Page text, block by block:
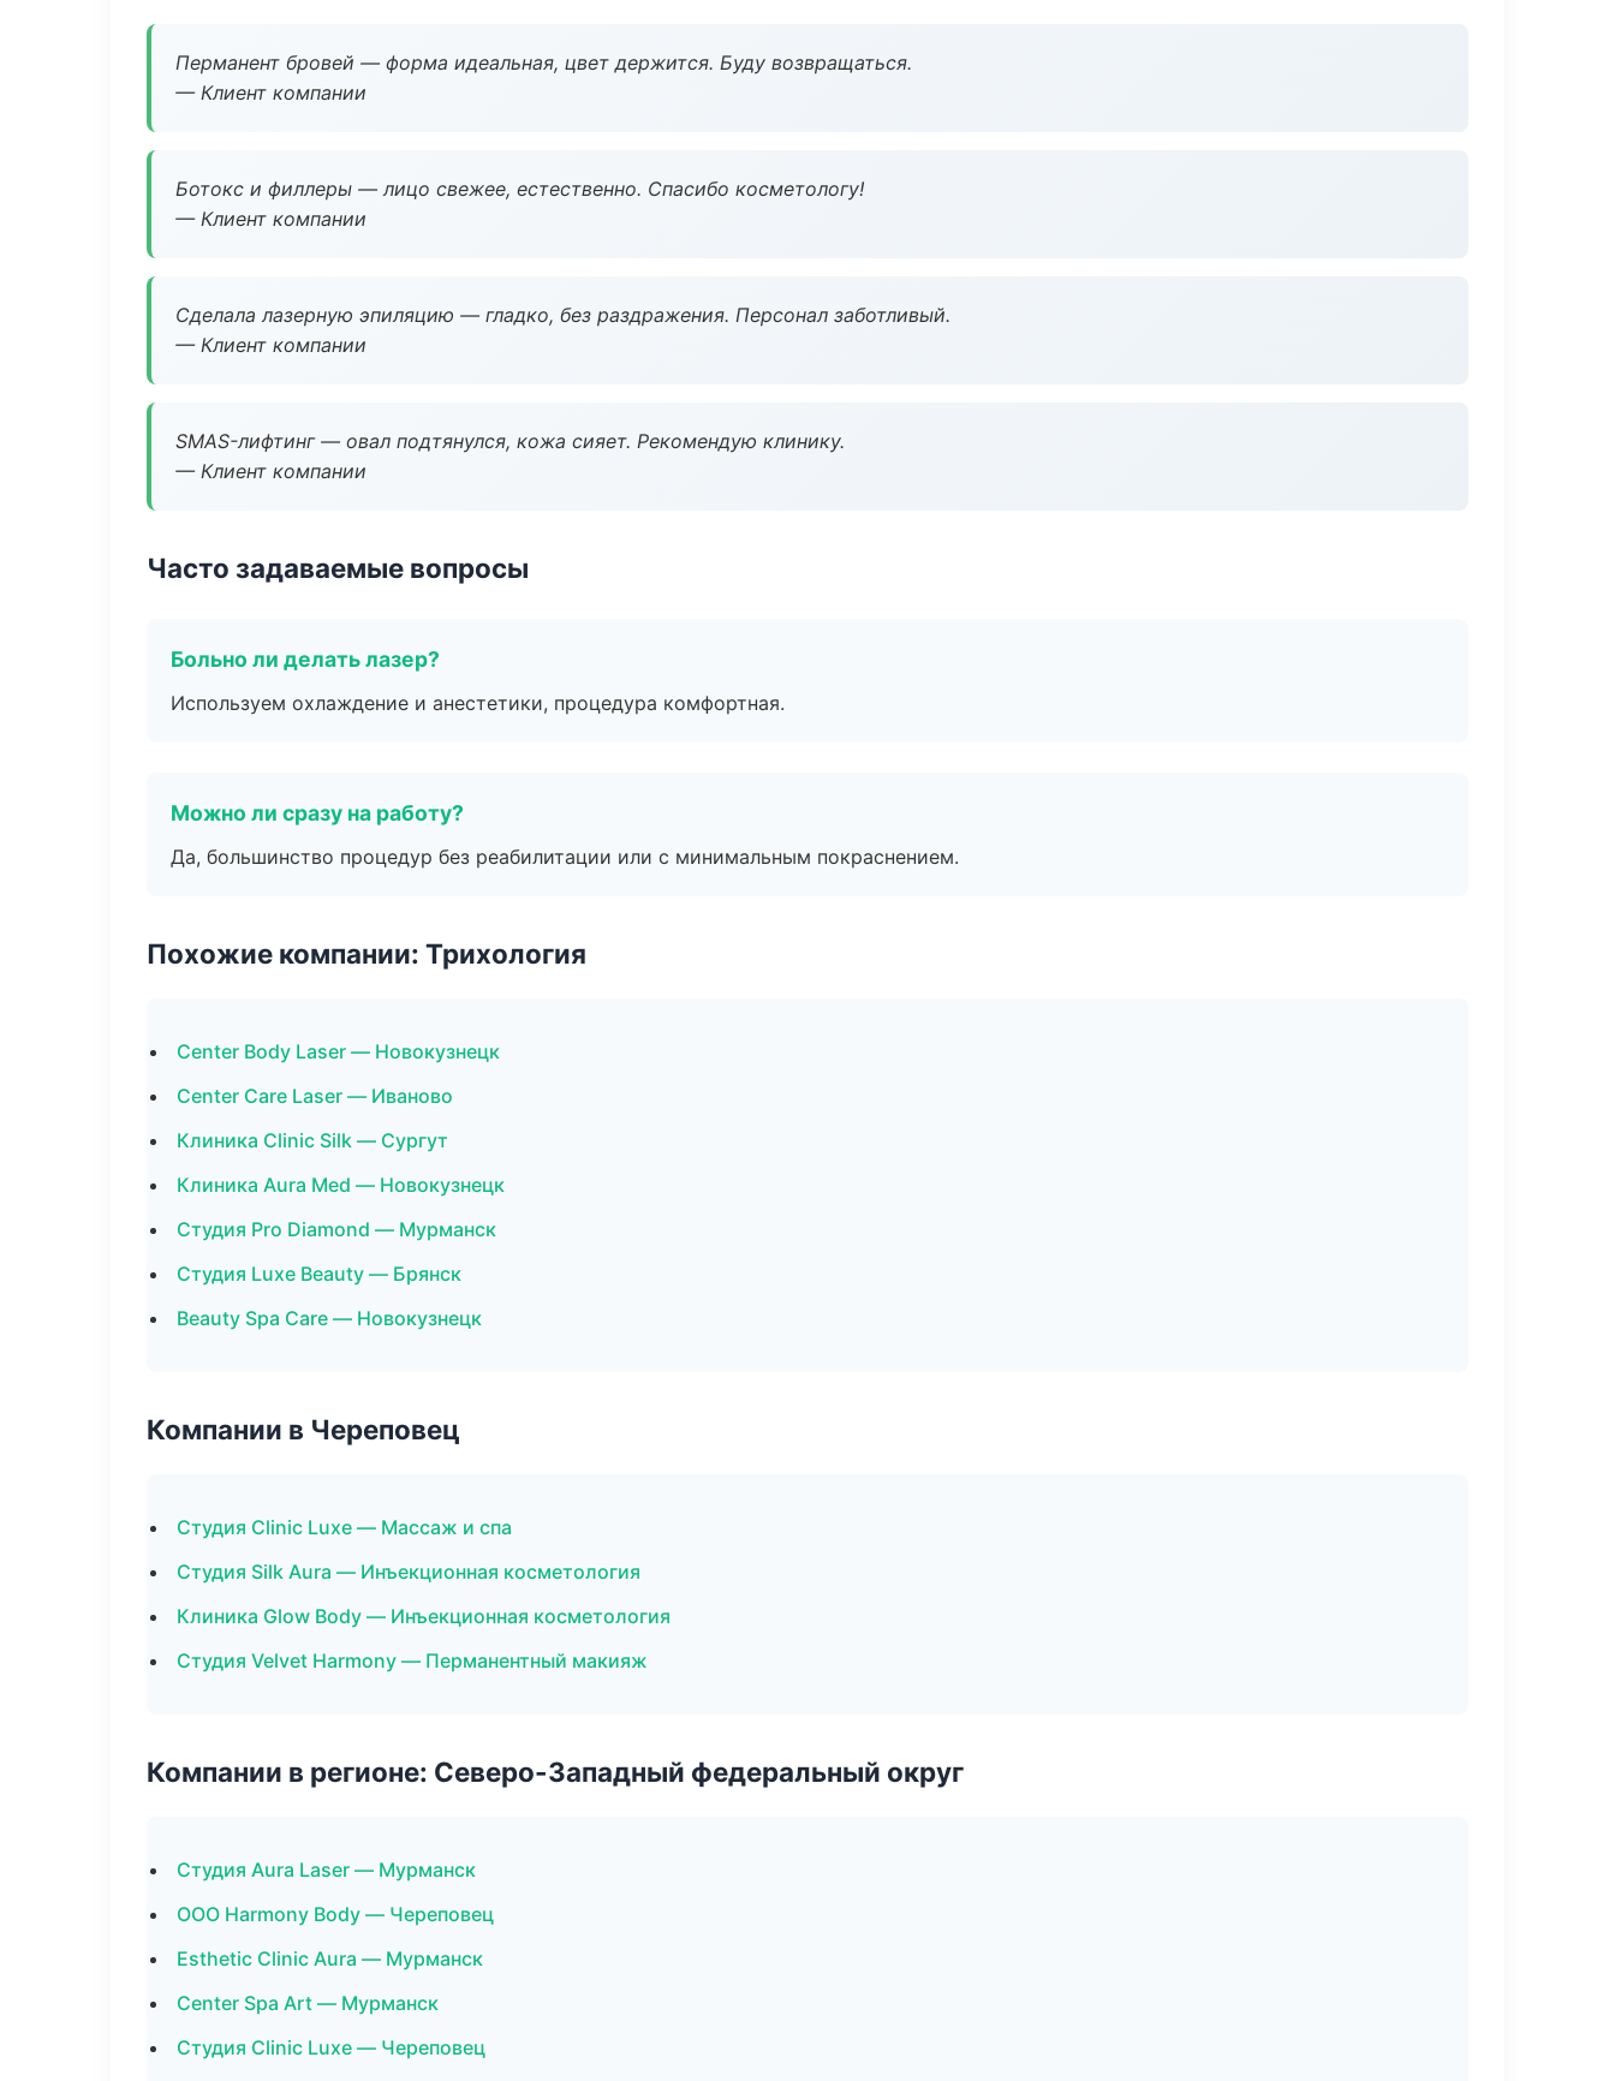
Перманент бровей — форма идеальная, цвет держится. Буду возвращаться.
— Клиент компании
Ботокс и филлеры — лицо свежее, естественно. Спасибо косметологу!
— Клиент компании
Сделала лазерную эпиляцию — гладко, без раздражения. Персонал заботливый.
— Клиент компании
SMAS-лифтинг — овал подтянулся, кожа сияет. Рекомендую клинику.
— Клиент компании
Часто задаваемые вопросы
Больно ли делать лазер?
Используем охлаждение и анестетики, процедура комфортная.
Можно ли сразу на работу?
Да, большинство процедур без реабилитации или с минимальным покраснением.
Похожие компании: Трихология
Center Body Laser — Новокузнецк
Center Care Laser — Иваново
Клиника Clinic Silk — Сургут
Клиника Aura Med — Новокузнецк
Студия Pro Diamond — Мурманск
Студия Luxe Beauty — Брянск
Beauty Spa Care — Новокузнецк
Компании в Череповец
Студия Clinic Luxe — Массаж и спа
Студия Silk Aura — Инъекционная косметология
Клиника Glow Body — Инъекционная косметология
Студия Velvet Harmony — Перманентный макияж
Компании в регионе: Северо-Западный федеральный округ
Студия Aura Laser — Мурманск
ООО Harmony Body — Череповец
Esthetic Clinic Aura — Мурманск
Center Spa Art — Мурманск
Студия Clinic Luxe — Череповец